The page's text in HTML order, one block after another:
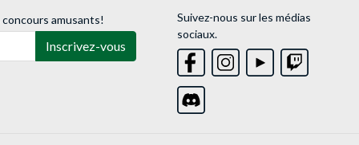
amusants!
Inscrivez-vous
Suivez-nous sur les médias
sociaux.